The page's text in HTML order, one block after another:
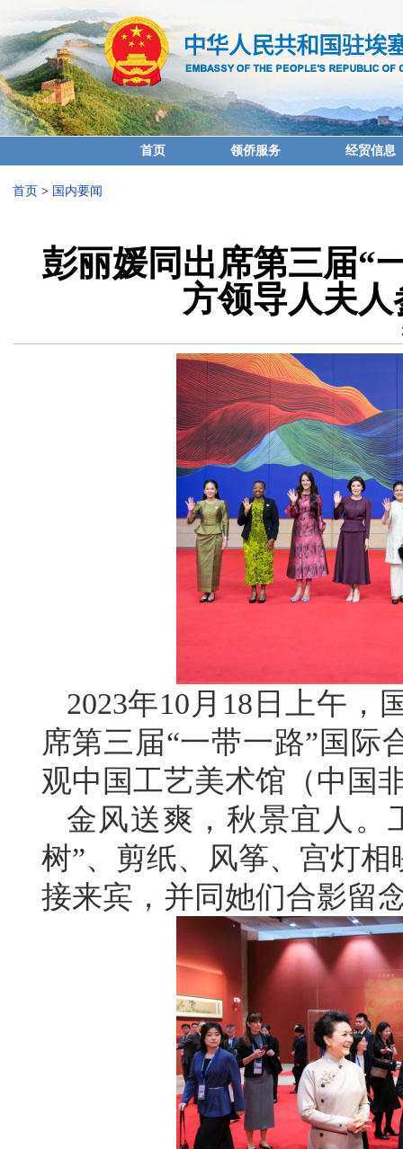
首页 领侨服务 经贸信息
首页 > 国内要闻
彭丽媛同出席第三届“
方领导人夫
2023年10月18日上午，
席第三届“一带一路”国际
观中国工艺美术馆（中国
金风送爽，秋景宜人。
树”、剪纸、风筝、宫灯
接来宾，并同她们合影留